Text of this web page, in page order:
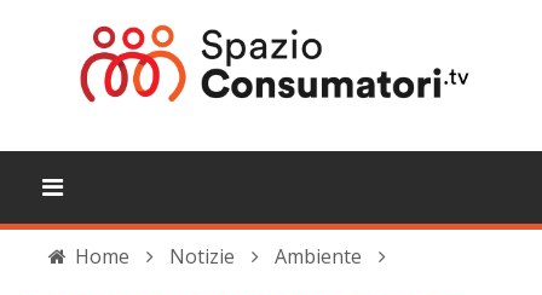
Home Notizie
Ambiente